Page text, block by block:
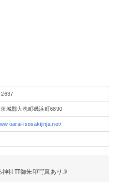
城郡大洗町磯浜町6890
isosakijinja.net/
神社⛩️御朱印写真あり🤳